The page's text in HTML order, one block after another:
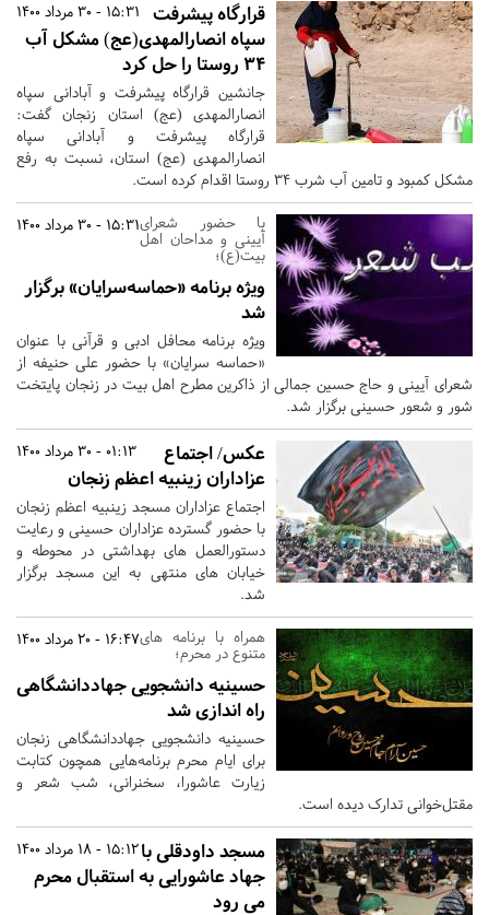
15:31 - 30 مرداد 1400
قرارگاه پیشرفت
سپاه انصارالمهدی(عج) مشکل آب
34 روستا را حل کرد
جانشین قرارگاه پیشرفت و آبادانی سپاه
انصارالمهدی (عج) استان زنجان گفت:
قرارگاه پیشرفت و آبادانی سپاه
انصارالمهدی (عج) استان، نسبت به رفع
مشکل کمبود و تامین آب شرب 34 روستا اقدام کرده است.
15:31 - 30 مرداد 1400با حضور شعرای
آیینی و مداحان اهل
بیت(ع)؛
ویژه برنامه «حماسه‌سرایان» برگزار
شد
ویژه برنامه محافل ادبی و قرآنی با عنوان
«حماسه سرایان» با حضور علی حنیفه از
شعرای آیینی و حاج حسین جمالی از ذاکرین مطرح اهل بیت در زنجان پایتخت
شور و شعور حسینی برگزار شد.
01:13 - 30 مرداد 1400
عکس/ اجتماع
عزاداران زینبیه اعظم زنجان
اجتماع عزاداران مسجد زینبیه اعظم زنجان
با حضور گسترده عزاداران حسینی و رعایت
دستورالعمل های بهداشتی در محوطه و
خیابان های منتهی به این مسجد برگزار
شد.
16:47 - 20 مرداد 1400همراه با برنامه های
متنوع در محرم؛
حسینیه دانشجویی جهاددانشگاهی
راه اندازی شد
حسینیه دانشجویی جهاددانشگاهی زنجان
برای ایام محرم برنامه‌هایی همچون کتابت
زیارت عاشورا، سخنرانی، شب شعر و
مقتل‌خوانی تدارک دیده است.
15:12 - 18 مرداد 1400مسجد داودقلی با
جهاد عاشورایی به استقبال محرم
می رود